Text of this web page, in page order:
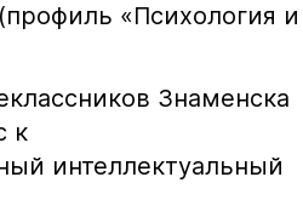
«Психология и
Знаменска
к
интеллектуальный